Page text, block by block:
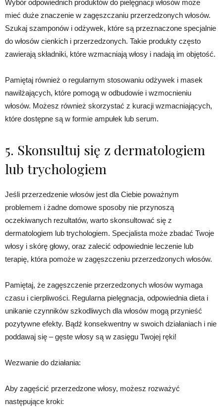
Wybór odpowiednich produktów do pielęgnacji włosów może
mieć duże znaczenie w zagęszczaniu przerzedzonych włosów.
Szukaj szamponów i odżywek, które są przeznaczone specjalnie
do włosów cienkich i przerzedzonych. Takie produkty często
zawierają składniki, które wzmacniają włosy i nadają im objętość.
Pamiętaj również o regularnym stosowaniu odżywek i masek
nawilżających, które pomogą w odbudowie i wzmocnieniu
włosów. Możesz również skorzystać z kuracji wzmacniających,
które dostępne są w formie ampułek lub serum.
5. Skonsultuj się z dermatologiem
lub trychologiem
Jeśli przerzedzenie włosów jest dla Ciebie poważnym
problemem i żadne domowe sposoby nie przynoszą
oczekiwanych rezultatów, warto skonsultować się z
dermatologiem lub trychologiem. Specjalista może zbadać Twoje
włosy i skórę głowy, oraz zalecić odpowiednie leczenie lub
terapię, która pomoże w zagęszczeniu przerzedzonych włosów.
Pamiętaj, że zagęszczenie przerzedzonych włosów wymaga
czasu i cierpliwości. Regularna pielęgnacja, odpowiednia dieta i
unikanie czynników szkodliwych dla włosów mogą przynieść
pozytywne efekty. Bądź konsekwentny w swoich działaniach i nie
poddawaj się – gęste włosy są w zasięgu Twojej ręki!
Wezwanie do działania:
Aby zagęścić przerzedzone włosy, możesz rozważyć
następujące kroki: